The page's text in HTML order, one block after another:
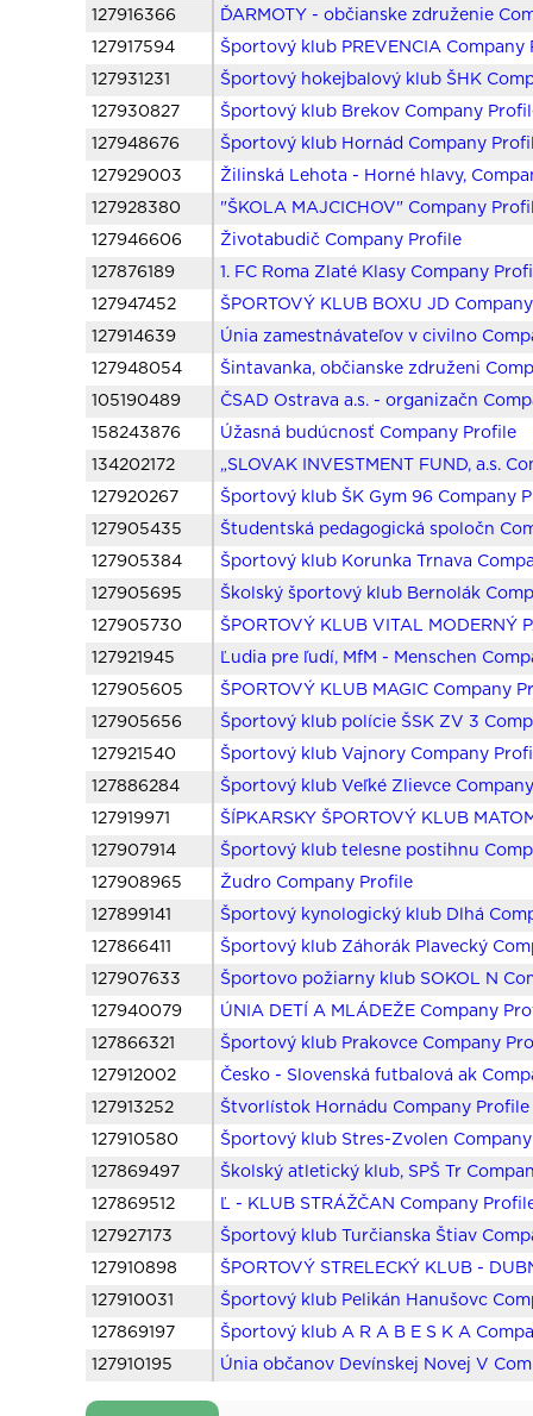
127916366
ĎARMOTY - občianske združenie
127917594
Športový klub PREVENCIA Company
127931231
Športový hokejbalový klub ŠHK
127930827
Športový klub Brekov Company
127948676
Športový klub Hornád Company
127929003
Žilinská Lehota - Horné hlavy,
127928380
"ŠKOLA MAJCICHOV" Company
127946606
Životabudič Company Profile
127876189
1. FC Roma Zlaté Klasy Company
127947452
ŠPORTOVÝ KLUB BOXU JD
127914639
Únia zamestnávateľov v civilno
127948054
Šintavanka, občianske združeni
105190489
ČSAD Ostrava a.s. - organizačn
158243876
Úžasná budúcnosť Company Profile
134202172
„SLOVAK INVESTMENT FUND, a.s.
127920267
Športový klub ŠK Gym 96 Company
127905435
Študentská pedagogická spoločn
127905384
Športový klub Korunka Trnava
127905695
Školský športový klub Bernolák
127905730
ŠPORTOVÝ KLUB VITAL MODERNÝ
127921945
Ľudia pre ľudí, MfM - Menschen
127905605
ŠPORTOVÝ KLUB MAGIC Company
127905656
Športový klub polície ŠSK ZV 3
127921540
Športový klub Vajnory Company
127886284
Športový klub Veľké Zlievce
127919971
ŠÍPKARSKY ŠPORTOVÝ KLUB
127907914
Športový klub telesne postihnu
127908965
Žudro Company Profile
127899141
Športový kynologický klub Dlhá
127866411
Športový klub Záhorák Plavecký
127907633
Športovo požiarny klub SOKOL N
127940079
ÚNIA DETÍ A MLÁDEŽE Company
127866321
Športový klub Prakovce Company
127912002
Česko - Slovenská futbalová ak
127913252
Štvorlístok Hornádu Company Profile
127910580
Športový klub Stres-Zvolen
127869497
Školský atletický klub, SPŠ Tr
127869512
Ľ - KLUB STRÁŽČAN Company
127927173
Športový klub Turčianska Štiav
127910898
ŠPORTOVÝ STRELECKÝ KLUB -
127910031
Športový klub Pelikán Hanušovc
127869197
Športový klub A R A B E S K A
127910195
Únia občanov Devínskej Novej V